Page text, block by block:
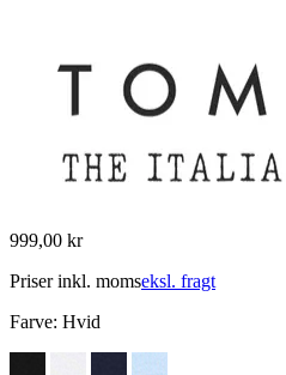
999,00 kr
Priser inkl. momseksl. fragt
Farve: Hvid